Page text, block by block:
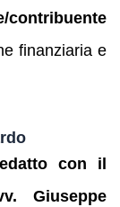
contribuente
finanziaria e
con il
Giuseppe